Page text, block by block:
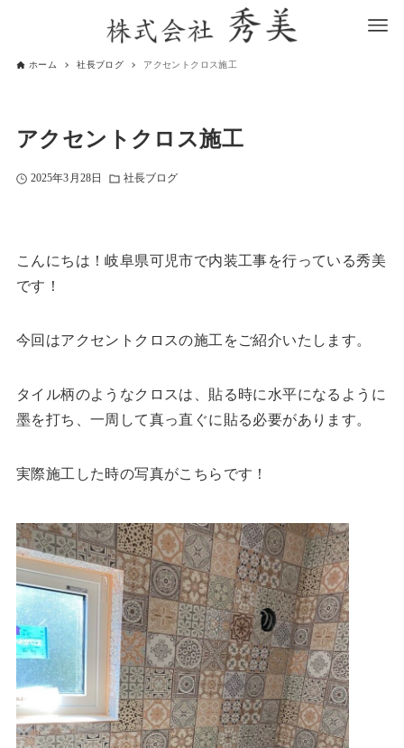
ホーム 社長ブログ アクセントクロス施工
アクセントクロス施工
2025年3月28日 社長ブログ
こんにちは！岐阜県可児市で内装工事を行っている秀美
です！
今回はアクセントクロスの施工をご紹介いたします。
タイル柄のようなクロスは、貼る時に水平になるように
墨を打ち、一周して真っ直ぐに貼る必要があります。
実際施工した時の写真がこちらです！